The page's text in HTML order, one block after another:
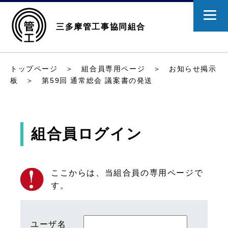
三多摩管工事協同組合
トップページ ＞組合員専用ページ ＞ お知らせ掲示
板
＞ 第59回 通常総会 議案書の発送
組合員ログイン
ここからは、当組合員の専用ページで
す。
ユーザ名